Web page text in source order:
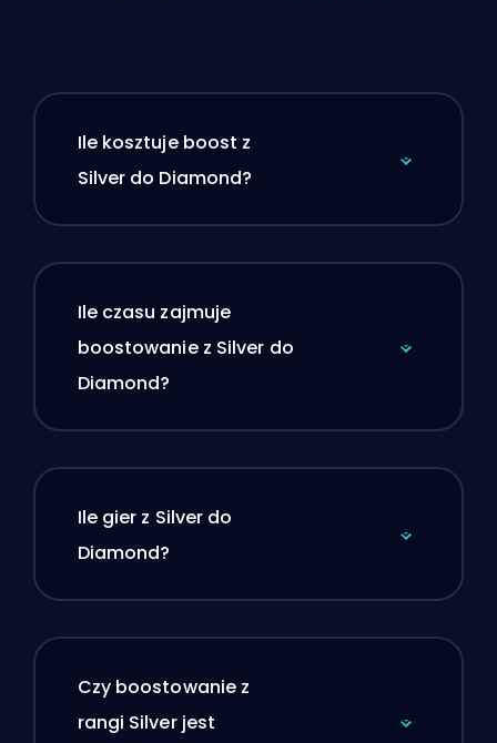
Ile kosztuje boost z
Silver do Diamond?
Ile czasu zajmuje
boostowanie z Silver do
Diamond?
Ile gier z Silver do
Diamond?
Czy boostowanie z
rangi Silver jest